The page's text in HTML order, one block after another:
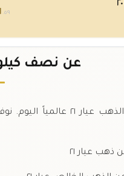
.٥٩
.٥٩عن نصف كيلو ذهب
تابع سعر نصف كيلو